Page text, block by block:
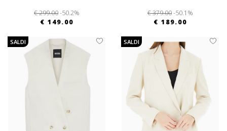
€ 299.00-50.2%
€ 149.00
€ 379.00-50.1%
€ 189.00
SALDI SALDI